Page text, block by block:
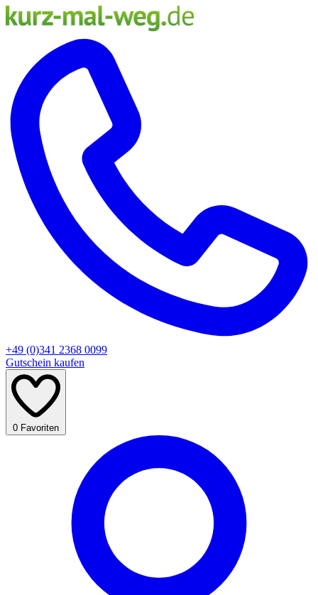
+49 (0)341 2368 0099
Gutschein kaufen
0 Favoriten